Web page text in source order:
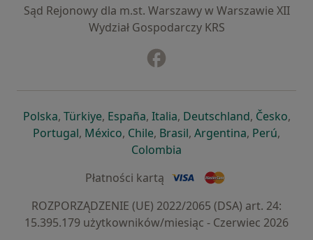
Sąd Rejonowy dla m.st. Warszawy w Warszawie XII
Wydział Gospodarczy KRS
Polskaotwiera się w nowej karcie
, Türkiyeotwiera się w nowej karcie
, Españaotwiera się w nowej karcie
, Italiaotwiera się w nowej
, Deutschlandotwiera się
, Česko,
Portugalotwiera się w nowej karcie
, Méxicootwiera się w nowej karcie
, Chileotwiera się w nowej karcie
, Brasilotwiera się w nowej
, Argentinaotwiera się
, Perú,
Colombia
Płatności kartą
ROZPORZĄDZENIE (UE) 2022/2065 (DSA) art. 24:
15.395.179 użytkowników/miesiąc - Czerwiec 2026